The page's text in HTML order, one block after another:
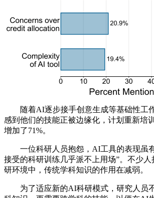
随着AI逐步接手创意生成等基础性工
感到他们的技能正被边缘化，计划重新培
增加了71%。
一位科研人员抱怨，AI工具的表现虽
接受的科研训练几乎派不上用场”。不少
研环境中，传统学科知识的作用在减弱。
为了适应新的AI科研模式，研究人员